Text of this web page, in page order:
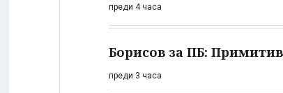
преди 4 часа
Борисов за ПБ:
преди 3 часа